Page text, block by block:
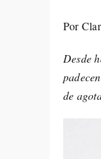
Por
Desde
de